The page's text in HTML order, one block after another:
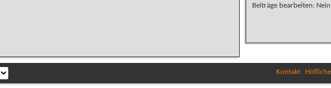
Beiträge bearbeiten: Nein
Kontakt